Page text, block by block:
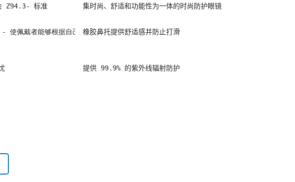
Z94.3- 标准 集时尚、舒适和功能性为一体的时尚防护眼镜
- 使佩戴者能够根据自己
橡胶鼻托提供舒适感并防止打滑
提供 99.9% 的紫外线辐射防护